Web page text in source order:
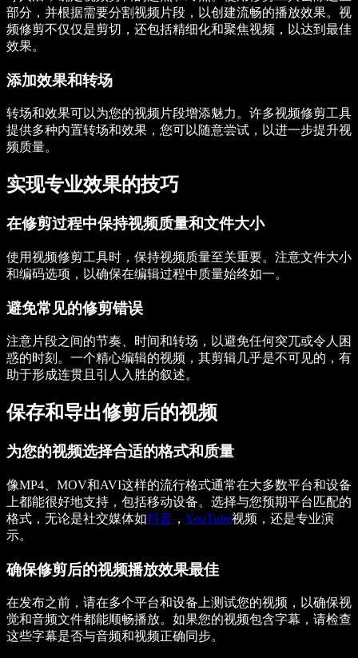
部分，并根据需要分割视频片段，以创建流畅的播放效果。视
频修剪不仅仅是剪切，还包括精细化和聚焦视频，以达到最佳
效果。
添加效果和转场
转场和效果可以为您的视频片段增添魅力。许多视频修剪工具
提供多种内置转场和效果，您可以随意尝试，以进一步提升视
频质量。
实现专业效果的技巧
在修剪过程中保持视频质量和文件大小
使用视频修剪工具时，保持视频质量至关重要。注意文件大小
和编码选项，以确保在编辑过程中质量始终如一。
避免常见的修剪错误
注意片段之间的节奏、时间和转场，以避免任何突兀或令人困
惑的时刻。一个精心编辑的视频，其剪辑几乎是不可见的，有
助于形成连贯且引人入胜的叙述。
保存和导出修剪后的视频
为您的视频选择合适的格式和质量
像MP4、MOV和AVI这样的流行格式通常在大多数平台和设备
上都能很好地支持，包括移动设备。选择与您预期平台匹配的
格式，无论是社交媒体如抖音 ， YouTube视频，还是专业演
示。
确保修剪后的视频播放效果最佳
在发布之前，请在多个平台和设备上测试您的视频，以确保视
觉和音频文件都能顺畅播放。如果您的视频包含字幕，请检查
这些字幕是否与音频和视频正确同步。